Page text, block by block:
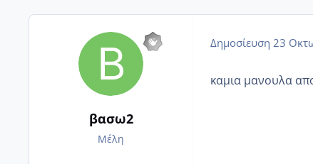
βασω2
Μέλη
Δημοσίευση 23
καμια μανουλα